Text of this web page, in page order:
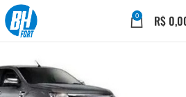
0 R$